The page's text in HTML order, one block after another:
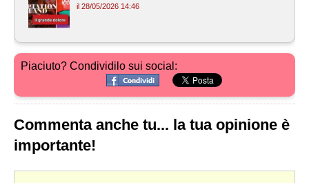
il 28/05/2026 14:46
Piaciuto? Condividilo sui social:
Commenta anche tu... la tua opinione è
importante!